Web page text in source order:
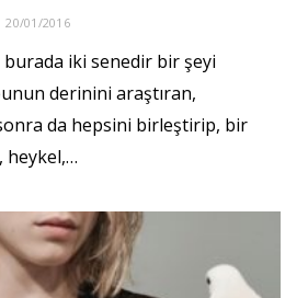
20/01/2016
iki senedir bir şeyi
derinini araştıran,
da hepsini birleştirip, bir
heykel,…